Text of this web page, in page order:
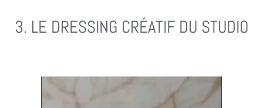
3. LE DRESSING CRÉATIF DU STUDIO